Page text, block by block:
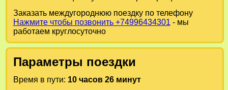
Заказать междугороднюю поездку по телефону
Нажмите чтобы позвонить +74996434301 - мы
работаем круглосуточно
Параметры поездки
Время в пути: 10 часов 26 минут